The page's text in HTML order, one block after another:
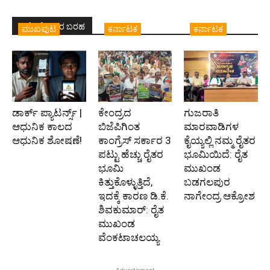
ಇದೇ ಲೇಖಕರ ಬರಹ
ಮುಖಪುಟ
ಡಾರ್ಕ್ ಪ್ಯಾಟರ್ನ್ಸ್ |
ಆಧುನಿಕ ಕಾಲದ
ಆಧುನಿಕ ಶೋಷಣೆ!
ಕರ್ನಾಟಕ
ಕೇಂದ್ರದ
ಬಿಜೆಪಿಗಿಂತ
ಕಾಂಗ್ರೆಸ್‌ ಸರ್ಕಾರ 3
ಪಟ್ಟು ಹೆಚ್ಚು ರೈತರ
ಭೂಮಿ
ಕಿತ್ತುಕೊಳ್ಳುತ್ತಿದೆ,
ಇದಕ್ಕೆ ಕಾರಣ ಡಿ.ಕೆ.
ಶಿವಕುಮಾರ್: ರೈತ
ಮುಖಂಡ
ವೆಂಕಟಾಚಲಯ್ಯ
ಕರ್ನಾಟಕ
ಗುಜರಾತಿ
ಮಾರವಾಡಿಗಳ
ಕೈಯ್ಯಲ್ಲಿ ನಮ್ಮ ರೈತರ
ಭೂಮಿಯಿದೆ: ರೈತ
ಮುಖಂಡ
ಬಡಗಲಪುರ
ನಾಗೇಂದ್ರ ಆಕ್ರೋಶ